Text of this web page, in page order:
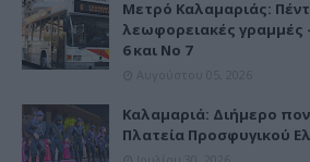
Μετρό Καλαμαριάς:
λεωφορειακές γραμμές
6 και Νο 7
Καλαμαριά: Διήμερο
Πλατεία Προσφυγικού